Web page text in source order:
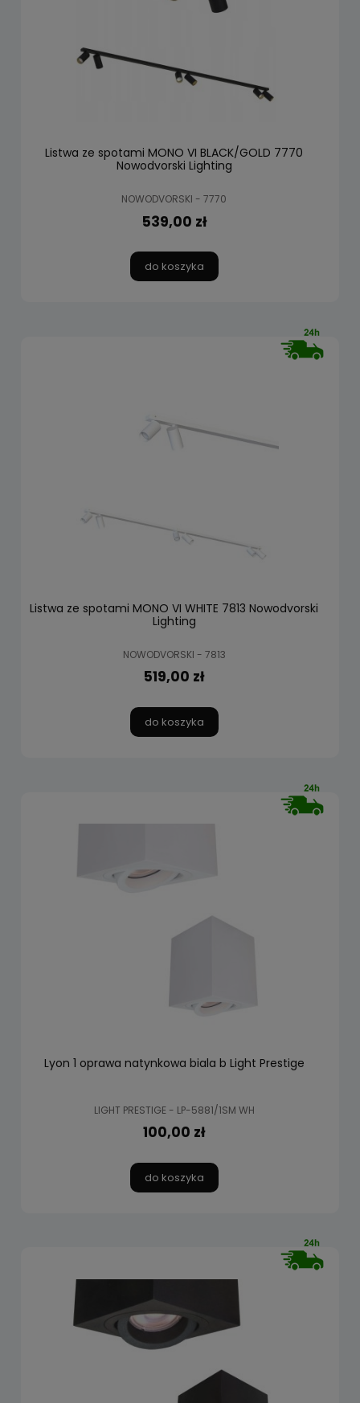
Listwa ze spotami MONO VI BLACK/GOLD 7770
Nowodvorski Lighting
NOWODVORSKI - 7770
539,00 zł
do koszyka
Listwa ze spotami MONO VI WHITE 7813 Nowodvorski
Lighting
NOWODVORSKI - 7813
519,00 zł
do koszyka
Lyon 1 oprawa natynkowa biala b Light Prestige
LIGHT PRESTIGE - LP-5881/1SM WH
100,00 zł
do koszyka